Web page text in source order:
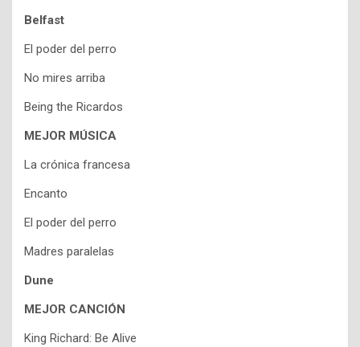
Belfast
El poder del perro
No mires arriba
Being the Ricardos
MEJOR MÚSICA
La crónica francesa
Encanto
El poder del perro
Madres paralelas
Dune
MEJOR CANCIÓN
King Richard: Be Alive